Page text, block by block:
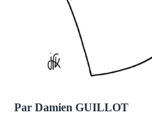
Par Damien GUILLOT